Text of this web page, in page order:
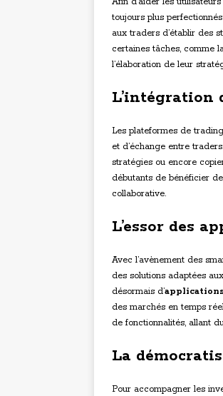
toujours plus perfectionnés
aux traders d’établir des
certaines tâches, comme
l’élaboration de leur
L’intégration
Les plateformes de
et d’échange entre
stratégies ou encore
débutants de bénéficier
collaborative.
L’essor des
Avec l’avènement des
des solutions adaptées
désormais d’
des marchés en temps
de fonctionnalités, allant
La
Pour accompagner les